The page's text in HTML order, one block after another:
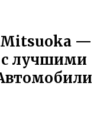
—
лучшими